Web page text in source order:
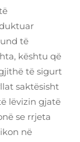
të
kështu që
të sigurt
saktësisht
lëvizin gjatë
se rrjeta
në